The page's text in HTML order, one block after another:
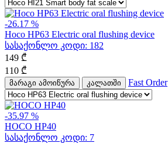
-26.17 %
Hoco HP63 Electric oral flushing device
სასაქონლო კოდი: 182
149 ₾
110 ₾
მარაგი ამოიწურა კალათში Fast Order
-35.97 %
HOCO HP40
სასაქონლო კოდი: 7